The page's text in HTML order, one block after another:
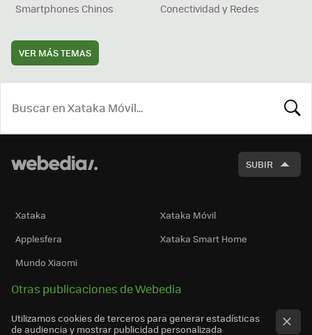
Smartphones Chinos
Conectividad y Redes
VER MÁS TEMAS
SUBIR
Xataka
Xataka Móvil
Applesfera
Xataka Smart Home
Mundo Xiaomi
Otras publicaciones de Webedia
Utilizamos cookies de terceros para generar estadísticas
de audiencia y mostrar publicidad personalizada